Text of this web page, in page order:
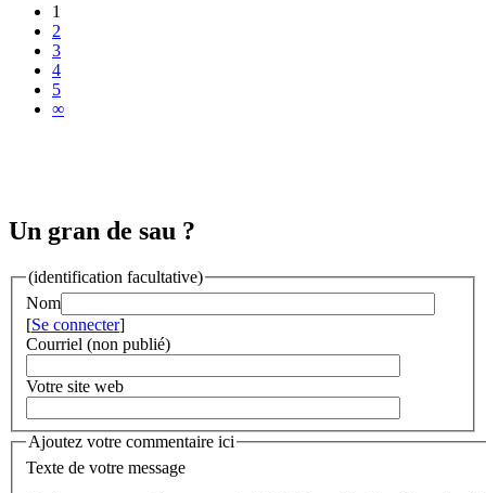
1
2
3
4
5
∞
Un gran de sau ?
(identification facultative)
Nom
[Se connecter]
Courriel (non publié)
Votre site web
Ajoutez votre commentaire ici
Texte de votre message